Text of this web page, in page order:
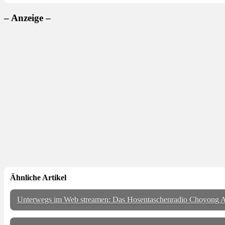
– Anzeige –
Ähnliche Artikel
Unterwegs im Web streamen: Das Hosentaschenradio Choyong